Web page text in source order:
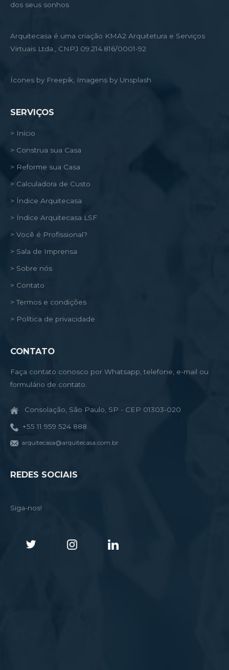
dos seus sonhos
Arquitecasa é uma criação KMA2 Arquitetura e Serviços
Virtuais Ltda., CNPJ 09.214.816/0001-92
Ícones by Freepik, Imagens by Unsplash
SERVIÇOS
> Início
> Construa sua Casa
> Reforme sua Casa
> Calculadora de Custo
> Índice Arquitecasa
> Índice Arquitecasa LSF
> Você é Profissional?
> Sala de Imprensa
> Sobre nós
> Contato
> Termos e condições
> Política de privacidade
CONTATO
Faça contato conosco por Whatsapp, telefone, e-mail ou
formulário de contato.
Consolação, São Paulo, SP - CEP 01303-020
+55 11 959 524 888
arquitecasa@arquitecasa.com.br
REDES SOCIAIS
Siga-nos!